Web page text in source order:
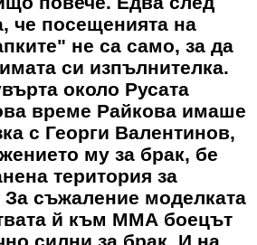
че посещенията на
не са само, за да
си изпълнителка.
около Русата
време Райкова имаше
с Георги Валентинов,
му за брак, бе
територия за
съжаление моделката
й към ММА боецът
силни за брак. И на